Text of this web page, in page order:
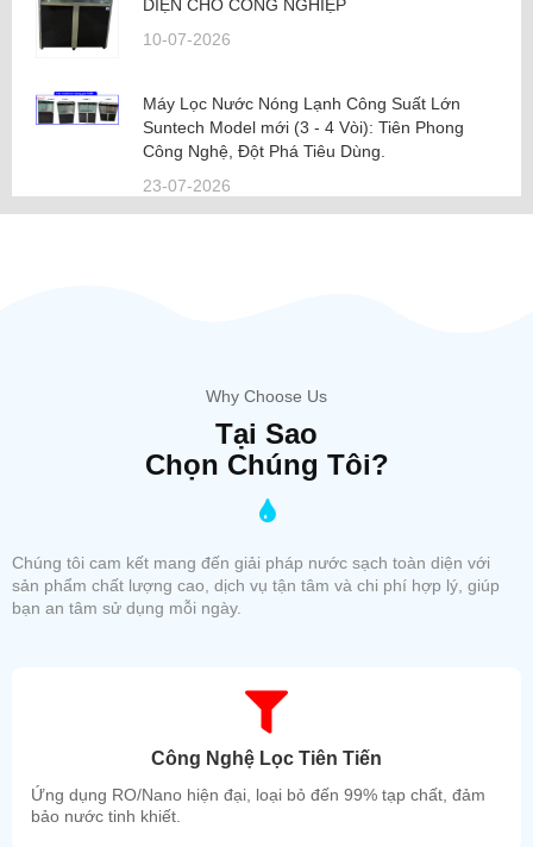
DIỆN CHO CÔNG NGHIỆP
10-07-2026
Máy Lọc Nước Nóng Lạnh Công Suất Lớn
Suntech Model mới (3 - 4 Vòi): Tiên Phong
Công Nghệ, Đột Phá Tiêu Dùng.
23-07-2026
Why Choose Us
Tại Sao
Chọn Chúng Tôi?
Chúng tôi cam kết mang đến giải pháp nước sạch toàn diện với
sản phẩm chất lượng cao, dịch vụ tận tâm và chi phí hợp lý, giúp
bạn an tâm sử dụng mỗi ngày.
Công Nghệ Lọc Tiên Tiến
Ứng dụng RO/Nano hiện đại, loại bỏ đến 99% tạp chất, đảm
bảo nước tinh khiết.